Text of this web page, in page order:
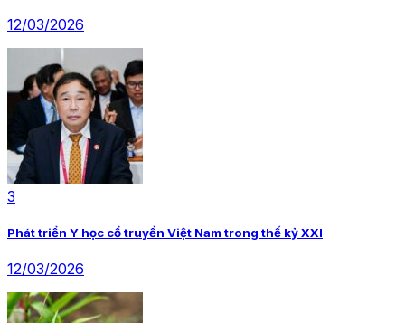
12/03/2026
3
Phát triển Y học cổ truyền Việt Nam trong thế kỷ XXI
12/03/2026